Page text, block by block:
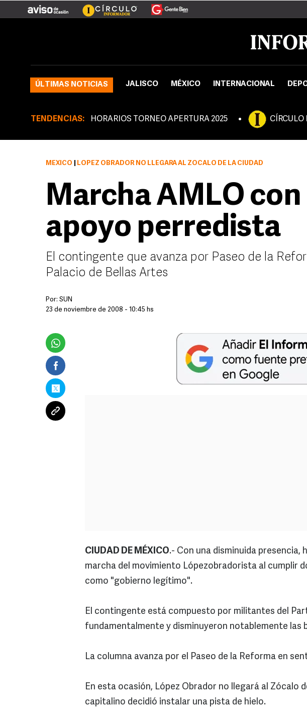
ÚLTIMAS NOTICIAS JALISCO MÉXICO INTERNACIONAL
TENDENCIAS: HORARIOS TORNEO APERTURA 2025
MÉXICO LÓPEZ OBRADOR NO LLEGARÁ AL ZÓCALO DE LA CIUDAD
Marcha AMLO
apoyo perredista
El contingente que avanza por Paseo de la
Palacio de Bellas Artes
Por: SUN
23 de noviembre de 2008 - 10:45 hs
CIUDAD DE MÉXICO.- Con una disminuida presencia,
marcha del movimiento Lópezobradorista al cumplir
como "gobierno legítimo".
El contingente está compuesto por militantes del
fundamentalmente y disminuyeron notablemente las
La columna avanza por el Paseo de la Reforma en
En esta ocasión, López Obrador no llegará al Zócalo
capitalino decidió instalar una pista de hielo.